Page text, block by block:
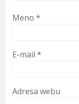
Meno *
E-mail *
Adresa webu